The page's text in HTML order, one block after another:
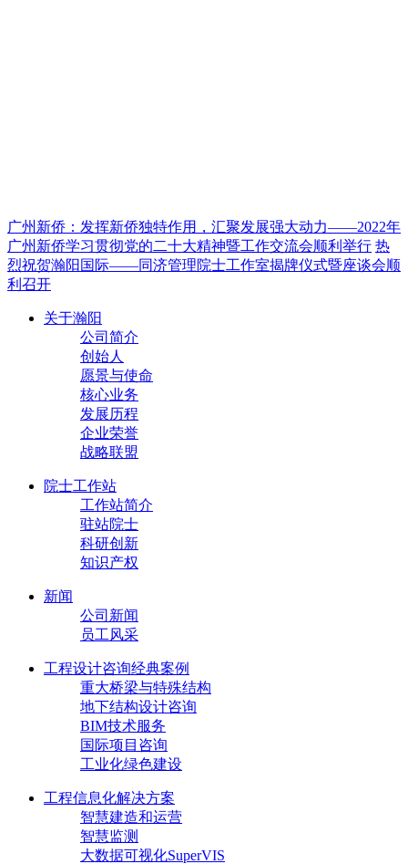
广州新侨：发挥新侨独特作用，汇聚发展强大动力——2022年
广州新侨学习贯彻党的二十大精神暨工作交流会顺利举行 热
烈祝贺瀚阳国际——同济管理院士工作室揭牌仪式暨座谈会顺
利召开
关于瀚阳
公司简介
创始人
愿景与使命
核心业务
发展历程
企业荣誉
战略联盟
院士工作站
工作站简介
驻站院士
科研创新
知识产权
新闻
公司新闻
员工风采
工程设计咨询经典案例
重大桥梁与特殊结构
地下结构设计咨询
BIM技术服务
国际项目咨询
工业化绿色建设
工程信息化解决方案
智慧建造和运营
智慧监测
大数据可视化SuperVIS